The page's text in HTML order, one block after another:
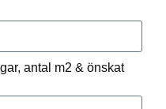
antal m2 & önskat